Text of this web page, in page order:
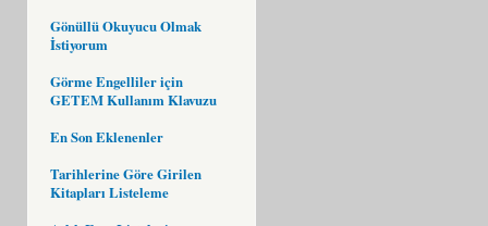
Gönüllü Okuyucu Olmak
İstiyorum
Görme Engelliler için
GETEM Kullanım Klavuzu
En Son Eklenenler
Tarihlerine Göre Girilen
Kitapları Listeleme